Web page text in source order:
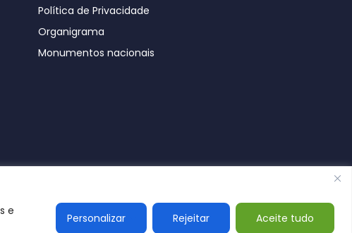
e
Personalizar Rejeitar Aceite tudo
Política de Privacidade
Organigrama
Monumentos nacionais